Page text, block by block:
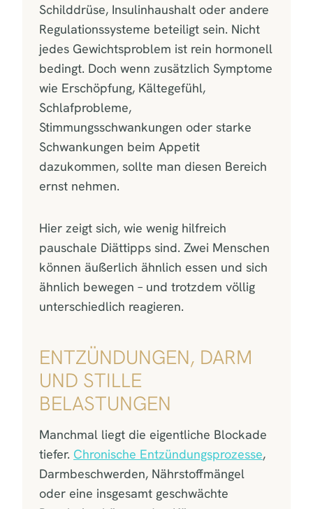
Schilddrüse, Insulinhaushalt oder andere
Regulationssysteme beteiligt sein. Nicht
jedes Gewichtsproblem ist rein hormonell
bedingt. Doch wenn zusätzlich Symptome
wie Erschöpfung, Kältegefühl,
Schlafprobleme,
Stimmungsschwankungen oder starke
Schwankungen beim Appetit
dazukommen, sollte man diesen Bereich
ernst nehmen.
Hier zeigt sich, wie wenig hilfreich
pauschale Diättipps sind. Zwei Menschen
können äußerlich ähnlich essen und sich
ähnlich bewegen – und trotzdem völlig
unterschiedlich reagieren.
ENTZÜNDUNGEN, DARM
UND STILLE
BELASTUNGEN
Manchmal liegt die eigentliche Blockade
tiefer. Chronische Entzündungsprozesse,
Darmbeschwerden, Nährstoffmängel
oder eine insgesamt geschwächte